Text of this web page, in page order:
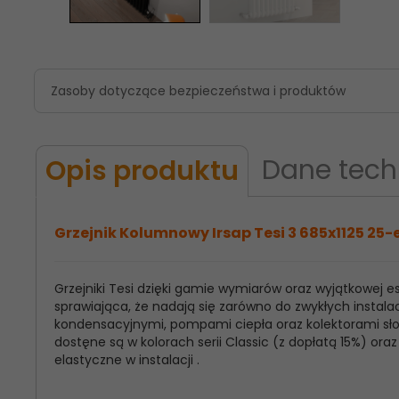
Zasoby dotyczące bezpieczeństwa i produktów
Opis produktu Dane
Grzejnik Kolumnowy Irsap Tesi 3 685x1125
Grzejniki Tesi dzięki gamie wymiarów oraz
sprawiająca, że nadają się zarówno do zwykłych
kondensacyjnymi, pompami ciepła oraz kolektorami
dostęne są w kolorach serii Classic (z dopłatą 15%)
elastyczne w instalacji .
Model
Produktu:
Irsap Tesi 3
Wysokość
Grzejnika:
685